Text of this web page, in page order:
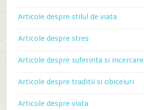
Articole despre stilul de viata
Articole despre stres
Articole despre suferinta si incercare
Articole despre traditii si obiceiuri
Articole despre viata